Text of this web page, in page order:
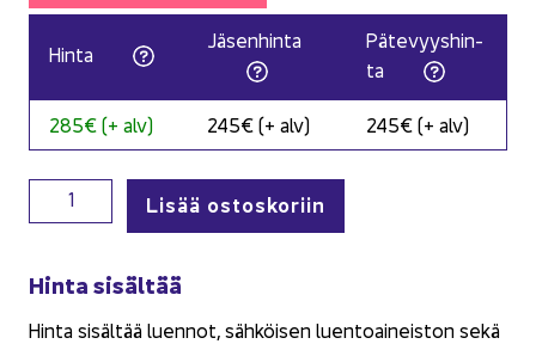
Hinta
Jä­sen­hin­ta
Pä­te­vyys­hin­
ta
285€ (+ alv) 245€ (+ alv) 245€ (+ alv)
Budjetointi osaksi tilitoimistopalvelua määrä
Lisää ostoskoriin
Hinta si­säl­tää
Hinta si­säl­tää luen­not, säh­köi­sen luen­toai­neis­ton sekä